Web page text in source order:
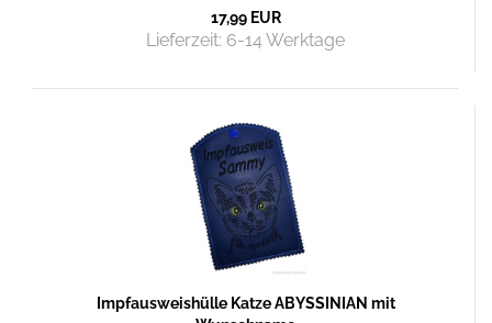
17,99 EUR
Lieferzeit: 6-14 Werktage
Impfausweishülle Katze ABYSSINIAN mit